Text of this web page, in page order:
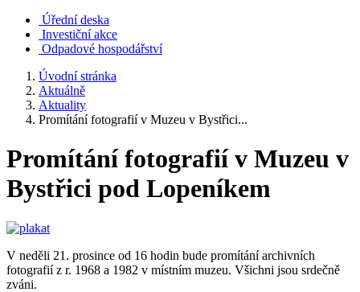
Úřední deska
Investiční akce
Odpadové hospodářství
Úvodní stránka
Aktuálně
Aktuality
Promítání fotografií v Muzeu v Bystřici...
Promítání fotografií v Muzeu v
Bystřici pod Lopeníkem
V neděli 21. prosince od 16 hodin bude promítání archivních
fotografií z r. 1968 a 1982 v místním muzeu. Všichni jsou srdečně
zváni.